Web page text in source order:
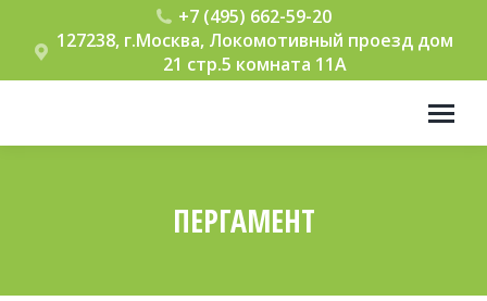
+7 (495) 662-59-20
127238, г.Москва, Локомотивный проезд дом
21 стр.5 комната 11А
ПЕРГАМЕНТ